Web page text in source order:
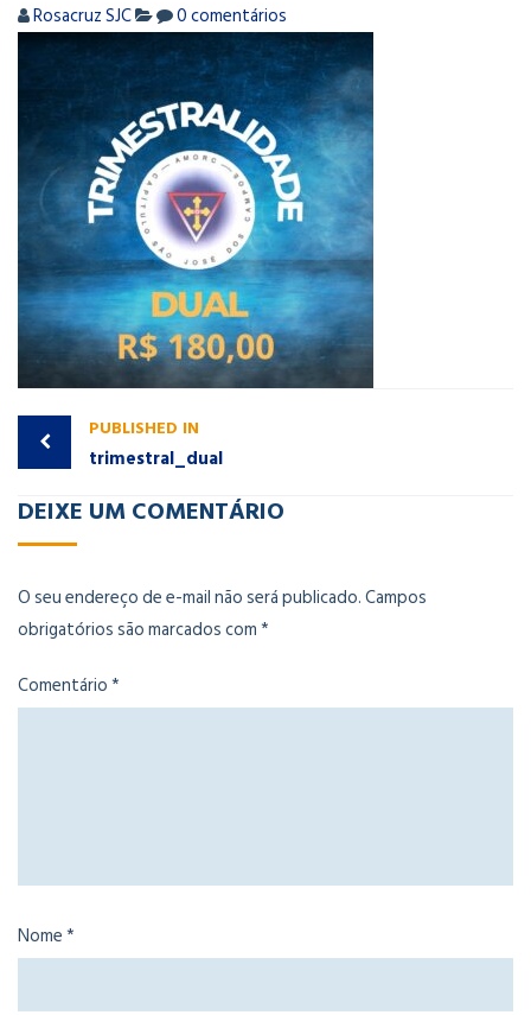
Rosacruz SJC 0 comentários
PUBLISHED IN
trimestral_dual
DEIXE UM COMENTÁRIO
O seu endereço de e-mail não será publicado.Campos
obrigatórios são marcados com*
Comentário*
Nome*